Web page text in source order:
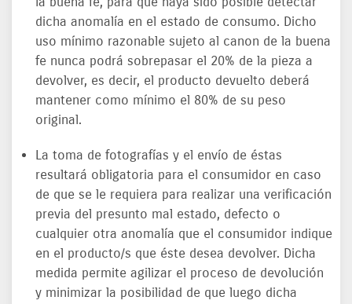
dicha anomalía en el estado de consumo. Dicho
uso mínimo razonable sujeto al canon de la buena
fe nunca podrá sobrepasar el 20% de la pieza a
devolver, es decir, el producto devuelto deberá
mantener como mínimo el 80% de su peso
original.
La toma de fotografías y el envío de éstas
resultará obligatoria para el consumidor en caso
de que se le requiera para realizar una verificación
previa del presunto mal estado, defecto o
cualquier otra anomalía que el consumidor indique
en el producto/s que éste desea devolver. Dicha
medida permite agilizar el proceso de devolución
y minimizar la posibilidad de que luego dicha